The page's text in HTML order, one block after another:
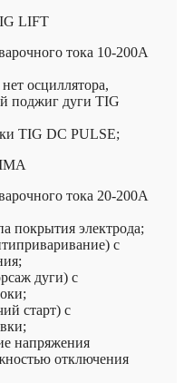
LIFT
тока 10-200А
осциллятора,
поджиг дуги TIG
TIG DC PULSE;
тока 20-200А
покрытия электрода;
с
дуги) с
старт) с
напряжения
отключения